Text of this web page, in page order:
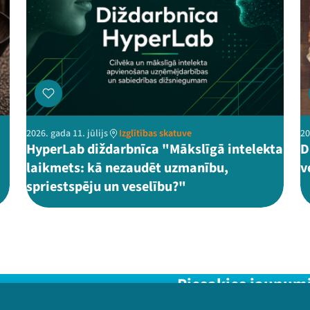
2026. gada 11. jūlijs Izglītības skatuve
HyperLab diždarbnīca "Mākslīgā intelekta
laikmets: kā nezaudēt uzmanību,
spriestspēju un veselību?"
Piesakies